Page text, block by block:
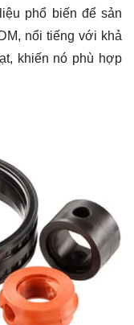
phổ biến để sản
nổi tiếng với khả
khiến nó phù hợp